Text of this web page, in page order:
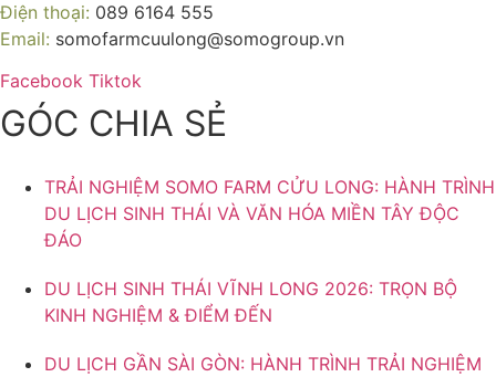
Điện thoại: 089 6164 555
Email: somofarmcuulong@somogroup.vn
Facebook Tiktok
GÓC CHIA SẺ
TRẢI NGHIỆM SOMO FARM CỬU LONG: HÀNH TRÌNH
DU LỊCH SINH THÁI VÀ VĂN HÓA MIỀN TÂY ĐỘC
ĐÁO
DU LỊCH SINH THÁI VĨNH LONG 2026: TRỌN BỘ
KINH NGHIỆM & ĐIỂM ĐẾN
DU LỊCH GẦN SÀI GÒN: HÀNH TRÌNH TRẢI NGHIỆM